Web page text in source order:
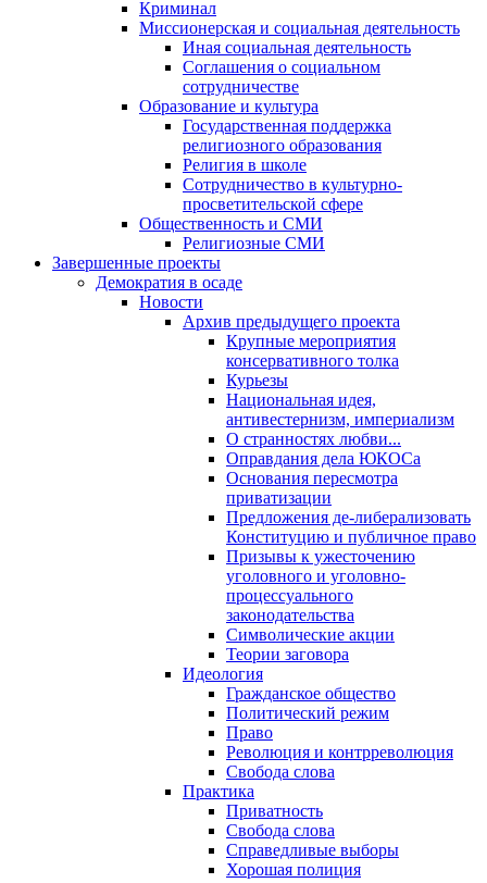
Криминал
Миссионерская и социальная деятельность
Иная социальная деятельность
Соглашения о социальном
сотрудничестве
Образование и культура
Государственная поддержка
религиозного образования
Религия в школе
Сотрудничество в культурно-
просветительской сфере
Общественность и СМИ
Религиозные СМИ
Завершенные проекты
Демократия в осаде
Новости
Архив предыдущего проекта
Крупные мероприятия
консервативного толка
Курьезы
Национальная идея,
антивестернизм, империализм
О странностях любви...
Оправдания дела ЮКОСа
Основания пересмотра
приватизации
Предложения де-либерализовать
Конституцию и публичное право
Призывы к ужесточению
уголовного и уголовно-
процессуального
законодательства
Символические акции
Теории заговора
Идеология
Гражданское общество
Политический режим
Право
Революция и контрреволюция
Свобода слова
Практика
Приватность
Свобода слова
Справедливые выборы
Хорошая полиция